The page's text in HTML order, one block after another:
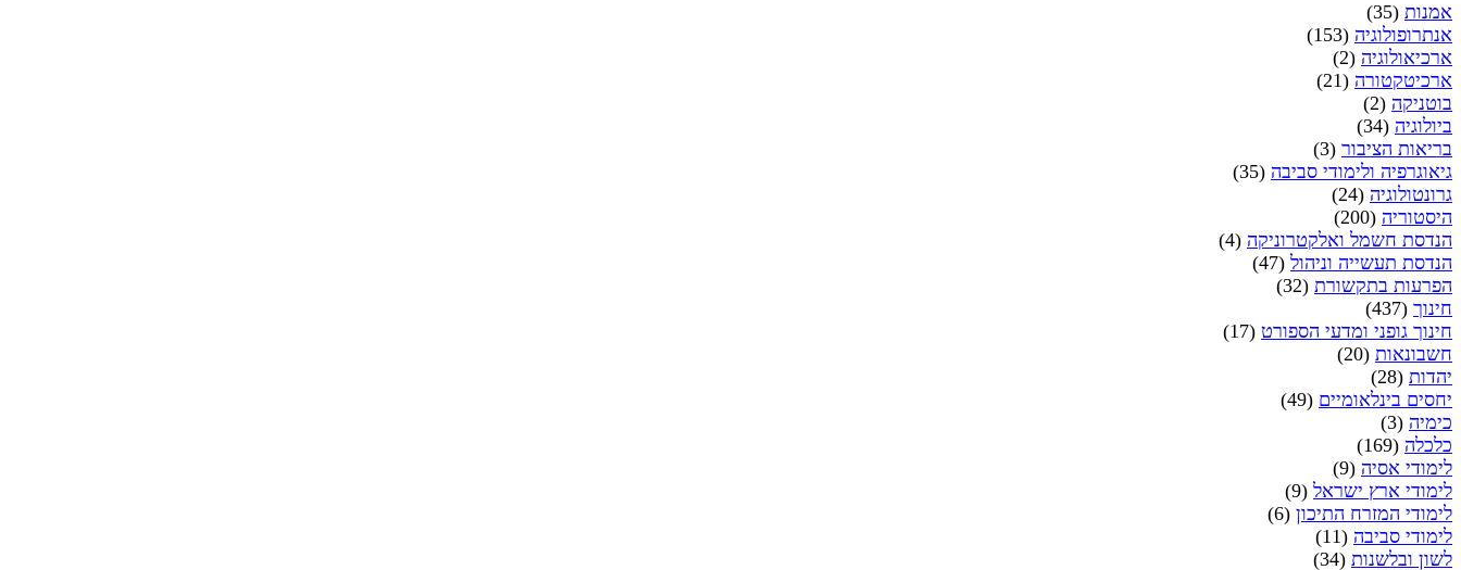
אמנות (35)
אנתרופולוגיה (153)
ארכיאולוגיה (2)
ארכיטקטורה (21)
בוטניקה (2)
ביולוגיה (34)
בריאות הציבור (3)
גיאוגרפיה ולימודי סביבה (35)
גרונטולוגיה (24)
היסטוריה (200)
הנדסת חשמל ואלקטרוניקה (4)
הנדסת תעשייה וניהול (47)
הפרעות בתקשורת (32)
חינוך (437)
חינוך גופני ומדעי הספורט (17)
חשבונאות (20)
יהדות (28)
יחסים בינלאומיים (49)
כימיה (3)
כלכלה (169)
לימודי אסיה (9)
לימודי ארץ ישראל (9)
לימודי המזרח התיכון (6)
לימודי סביבה (11)
לשון ובלשנות (34)